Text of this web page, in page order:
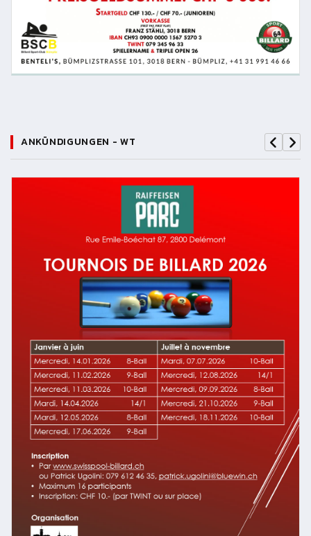
ANKÜNDIGUNGEN - WT